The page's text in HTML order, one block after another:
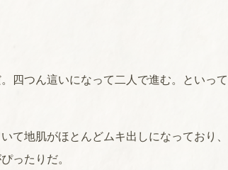
四つん這いになって二人で進む。といって
地肌がほとんどムキ出しになっており、
ったりだ。